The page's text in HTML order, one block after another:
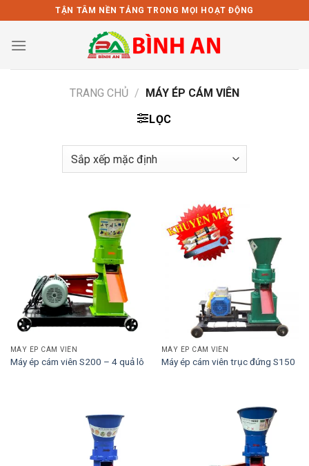
qua
nội
TẬN TÂM NỀN TẢNG TRONG MỌI HOẠT ĐỘNG
TRANG CHỦ / MÁY ÉP CÁM VIÊN
LỌC
MÁY ÉP CÁM VIÊN
Máy ép cám viên S200 – 4 quả lô
MÁY ÉP CÁM VIÊN
Máy ép cám viên trục đứng S150